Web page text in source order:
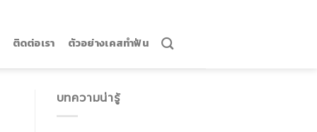
ติดต่อเรา ตัวอย่างเคสทำฟัน
บทความน่ารู้